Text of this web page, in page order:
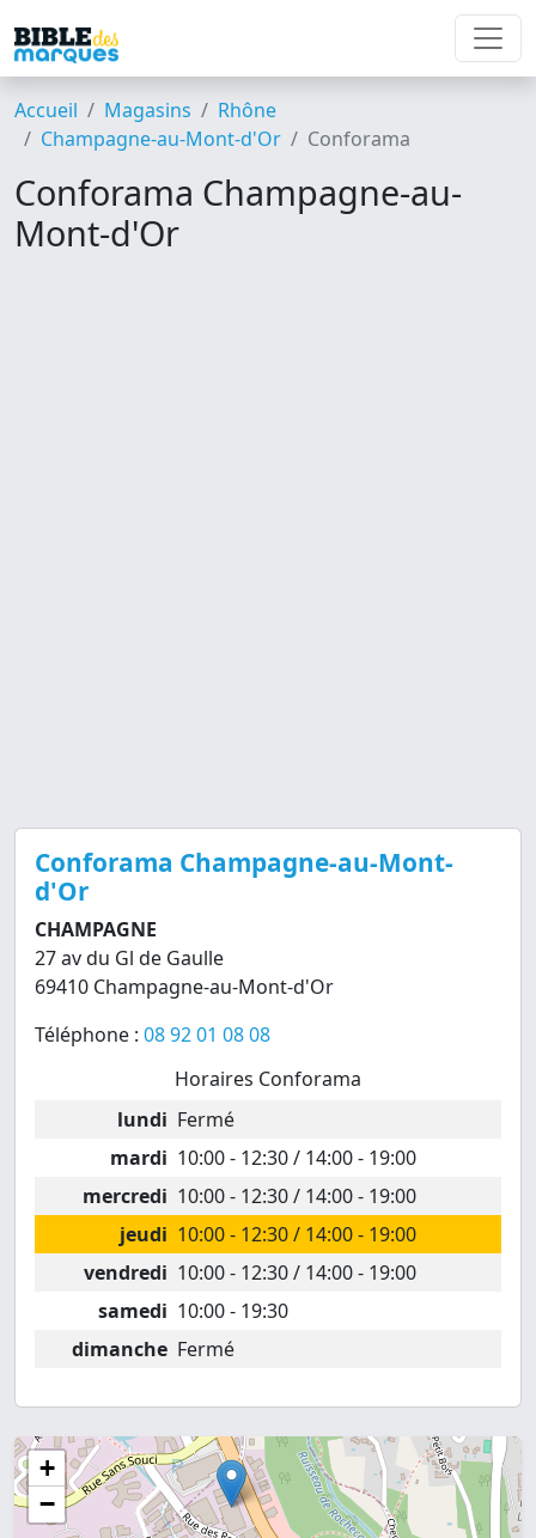
Accueil Magasins
Rhône
Champagne-au-Mont-d'Or
Conforama
Conforama Champagne-au-
Mont-d'Or
Conforama Champagne-au-Mont-
d'Or
CHAMPAGNE
27 av du Gl de Gaulle
69410 Champagne-au-Mont-d'Or
Téléphone : 08 92 01 08 08
Horaires Conforama
lundi Fermé
mardi 10:00 - 12:30 / 14:00 - 19:00
mercredi 10:00 - 12:30 / 14:00 - 19:00
jeudi 10:00 - 12:30 / 14:00 - 19:00
vendredi 10:00 - 12:30 / 14:00 - 19:00
samedi 10:00 - 19:30
dimanche Fermé
+
−